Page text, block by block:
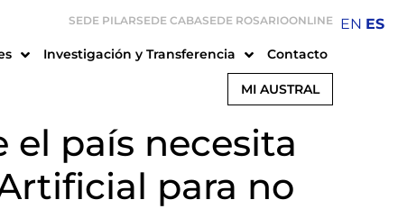
SEDE PILARSEDE CABASEDE ROSARIOONLINE
Investigación y Transferencia Contacto
MI AUSTRAL
país necesita
para no
EN ES